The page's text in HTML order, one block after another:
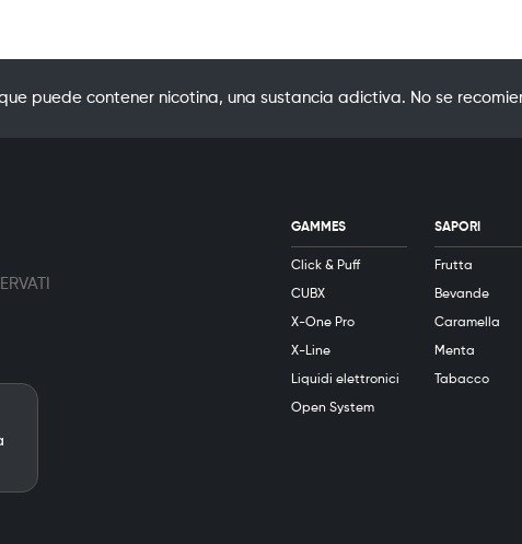
puede contener nicotina, una sustancia adictiva. No se
GAMMES
Click & Puff
CUBX
X-One Pro
X-Line
Liquidi elettronici
Open System
SAPORI
Frutta
Bevande
Caramella
Menta
Tabacco